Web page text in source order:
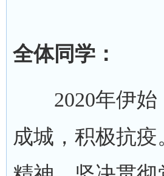
全体同学：
2020年伊始
成城，积极抗